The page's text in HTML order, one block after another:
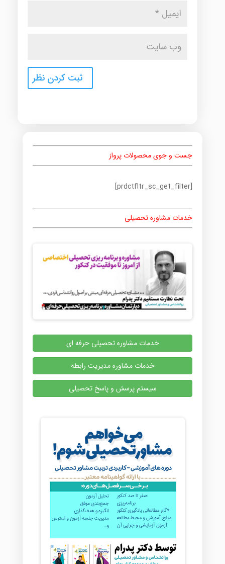
جست و جوی محصولات پرواز
[prdctfltr_sc_get_filter]
خدمات مشاوره تحصیلی
خدمات مشاوره تحصیلی حرفه ای
خدمات مشاوره مدیریت رابطه
سیستم پرسش و پاسخ تحصیلی